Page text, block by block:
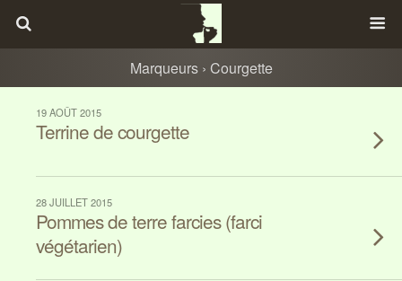
Marqueurs › Courgette
19 AOÛT 2015
Terrine de courgette
28 JUILLET 2015
Pommes de terre farcies (farci
végétarien)